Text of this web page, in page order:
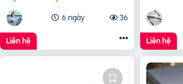
6 ngày
36
Liên hệ
Nẵng,
Liên hệ